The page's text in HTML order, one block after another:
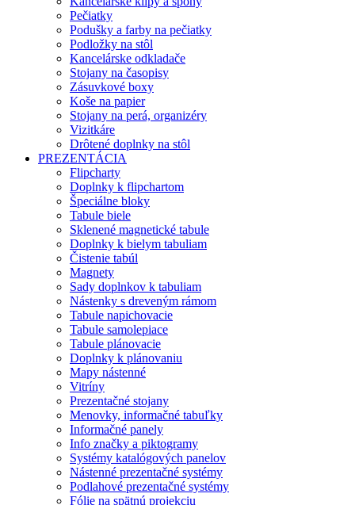
Pečiatky
Podušky a farby na pečiatky
Podložky na stôl
Kancelárske odkladače
Stojany na časopisy
Zásuvkové boxy
Koše na papier
Stojany na perá, organizéry
Vizitkáre
Drôtené doplnky na stôl
PREZENTÁCIA
Flipcharty
Doplnky k flipchartom
Špeciálne bloky
Tabule biele
Sklenené magnetické tabule
Doplnky k bielym tabuliam
Čistenie tabúl
Magnety
Sady doplnkov k tabuliam
Nástenky s dreveným rámom
Tabule napichovacie
Tabule samolepiace
Tabule plánovacie
Doplnky k plánovaniu
Mapy nástenné
Vitríny
Prezentačné stojany
Menovky, informačné tabuľky
Informačné panely
Info značky a piktogramy
Systémy katalógových panelov
Nástenné prezentačné systémy
Podlahové prezentačné systémy
Fólie na spätnú projekciu